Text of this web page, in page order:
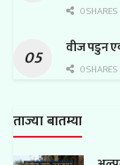
0 SHARES
वीज पडुन
0 SHARES
ताज्या बातम्या